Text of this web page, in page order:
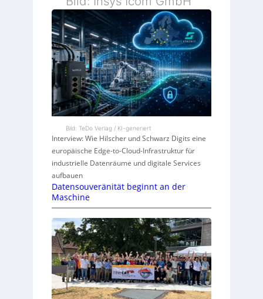
Bild: TeDo Verlag / KI-generiert
Interview: Wie Hilscher und Schwarz Digits eine
europäische Edge-to-Cloud-Infrastruktur für
industrielle Datenräume und digitale Services
aufbauen
Datensouveränität beginnt an der
Maschine